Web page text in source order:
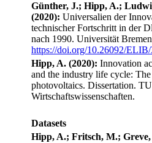
Günther, J.; Hipp, A.;
(2020): Universalien der
technischer Fortschritt in der
nach 1990. Universität
https://doi.org/10.26092/ELIB/
Hipp, A. (2020): Innovation
and the industry life cycle: The
photovoltaics. Dissertation.
Wirtschaftswissenschaften.
Datasets
Hipp, A.; Fritsch, M.;